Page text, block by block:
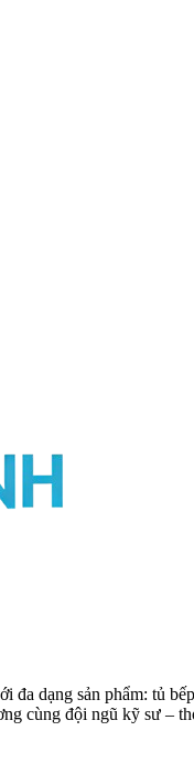
dạng sản phẩm: tủ
cùng đội ngũ kỹ sư –